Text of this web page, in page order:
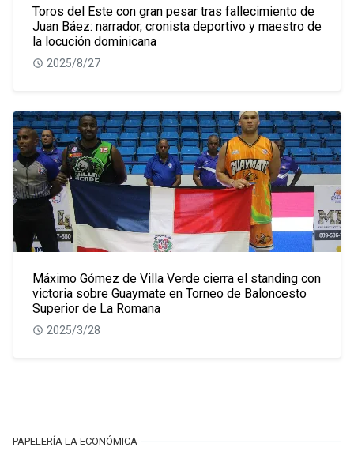
Toros del Este con gran pesar tras fallecimiento de
Juan Báez: narrador, cronista deportivo y maestro de
la locución dominicana
2025/8/27
Máximo Gómez de Villa Verde cierra el standing con
victoria sobre Guaymate en Torneo de Baloncesto
Superior de La Romana
2025/3/28
PAPELERÍA LA ECONÓMICA